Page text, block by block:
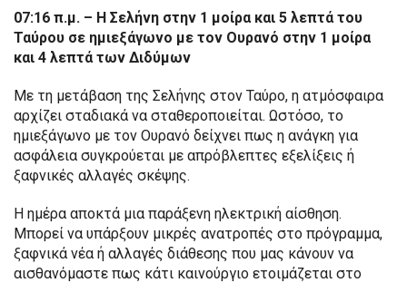
07:16 π.μ. – Η Σελήνη στην 1 μοίρα και 5 λεπτά του
Ταύρου σε ημιεξάγωνο με τον Ουρανό στην 1 μοίρα
και 4 λεπτά των Διδύμων
Με τη μετάβαση της Σελήνης στον Ταύρο, η ατμόσφαιρα
αρχίζει σταδιακά να σταθεροποιείται. Ωστόσο, το
ημιεξάγωνο με τον Ουρανό δείχνει πως η ανάγκη για
ασφάλεια συγκρούεται με απρόβλεπτες εξελίξεις ή
ξαφνικές αλλαγές σκέψης.
Η ημέρα αποκτά μια παράξενη ηλεκτρική αίσθηση.
Μπορεί να υπάρξουν μικρές ανατροπές στο πρόγραμμα,
ξαφνικά νέα ή αλλαγές διάθεσης που μας κάνουν να
αισθανόμαστε πως κάτι καινούργιο ετοιμάζεται στο